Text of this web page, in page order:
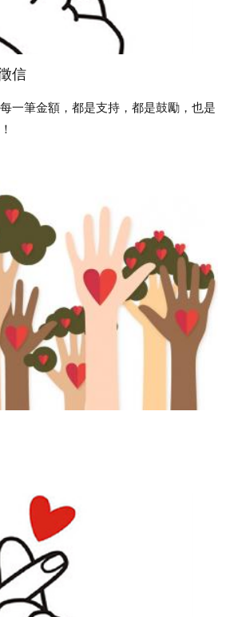
信
一筆金額，都是支持，都是鼓勵，也是